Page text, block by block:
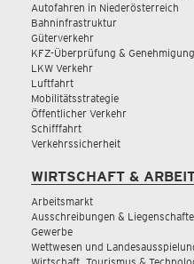
Autofahren in Niederösterreich
Bahninfrastruktur
Güterverkehr
KFZ-Überprüfung & Genehmigung
LKW Verkehr
Luftfahrt
Mobilitätsstrategie
Öffentlicher Verkehr
Schifffahrt
Verkehrssicherheit
WIRTSCHAFT &
Arbeitsmarkt
Ausschreibungen &
Gewerbe
Wettwesen und